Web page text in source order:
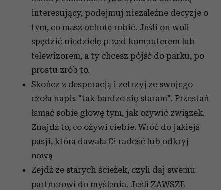
interesujący, podejmuj niezależne decyzje o
tym, co masz ochotę robić. Jeśli on woli
spędzić niedzielę przed komputerem lub
telewizorem, a ty chcesz pójść do parku, po
prostu zrób to.
Skończ z desperacją i zetrzyj ze swojego
czoła napis "tak bardzo się staram". Przestań
łamać sobie głowę tym, jak ożywić związek.
Znajdź to, co ożywi ciebie. Wróć do jakiejś
pasji, która dawała Ci radość lub odkryj
nową.
Zejdź ze starych ścieżek, czyli daj swemu
partnerowi do myślenia. Jeśli ZAWSZE